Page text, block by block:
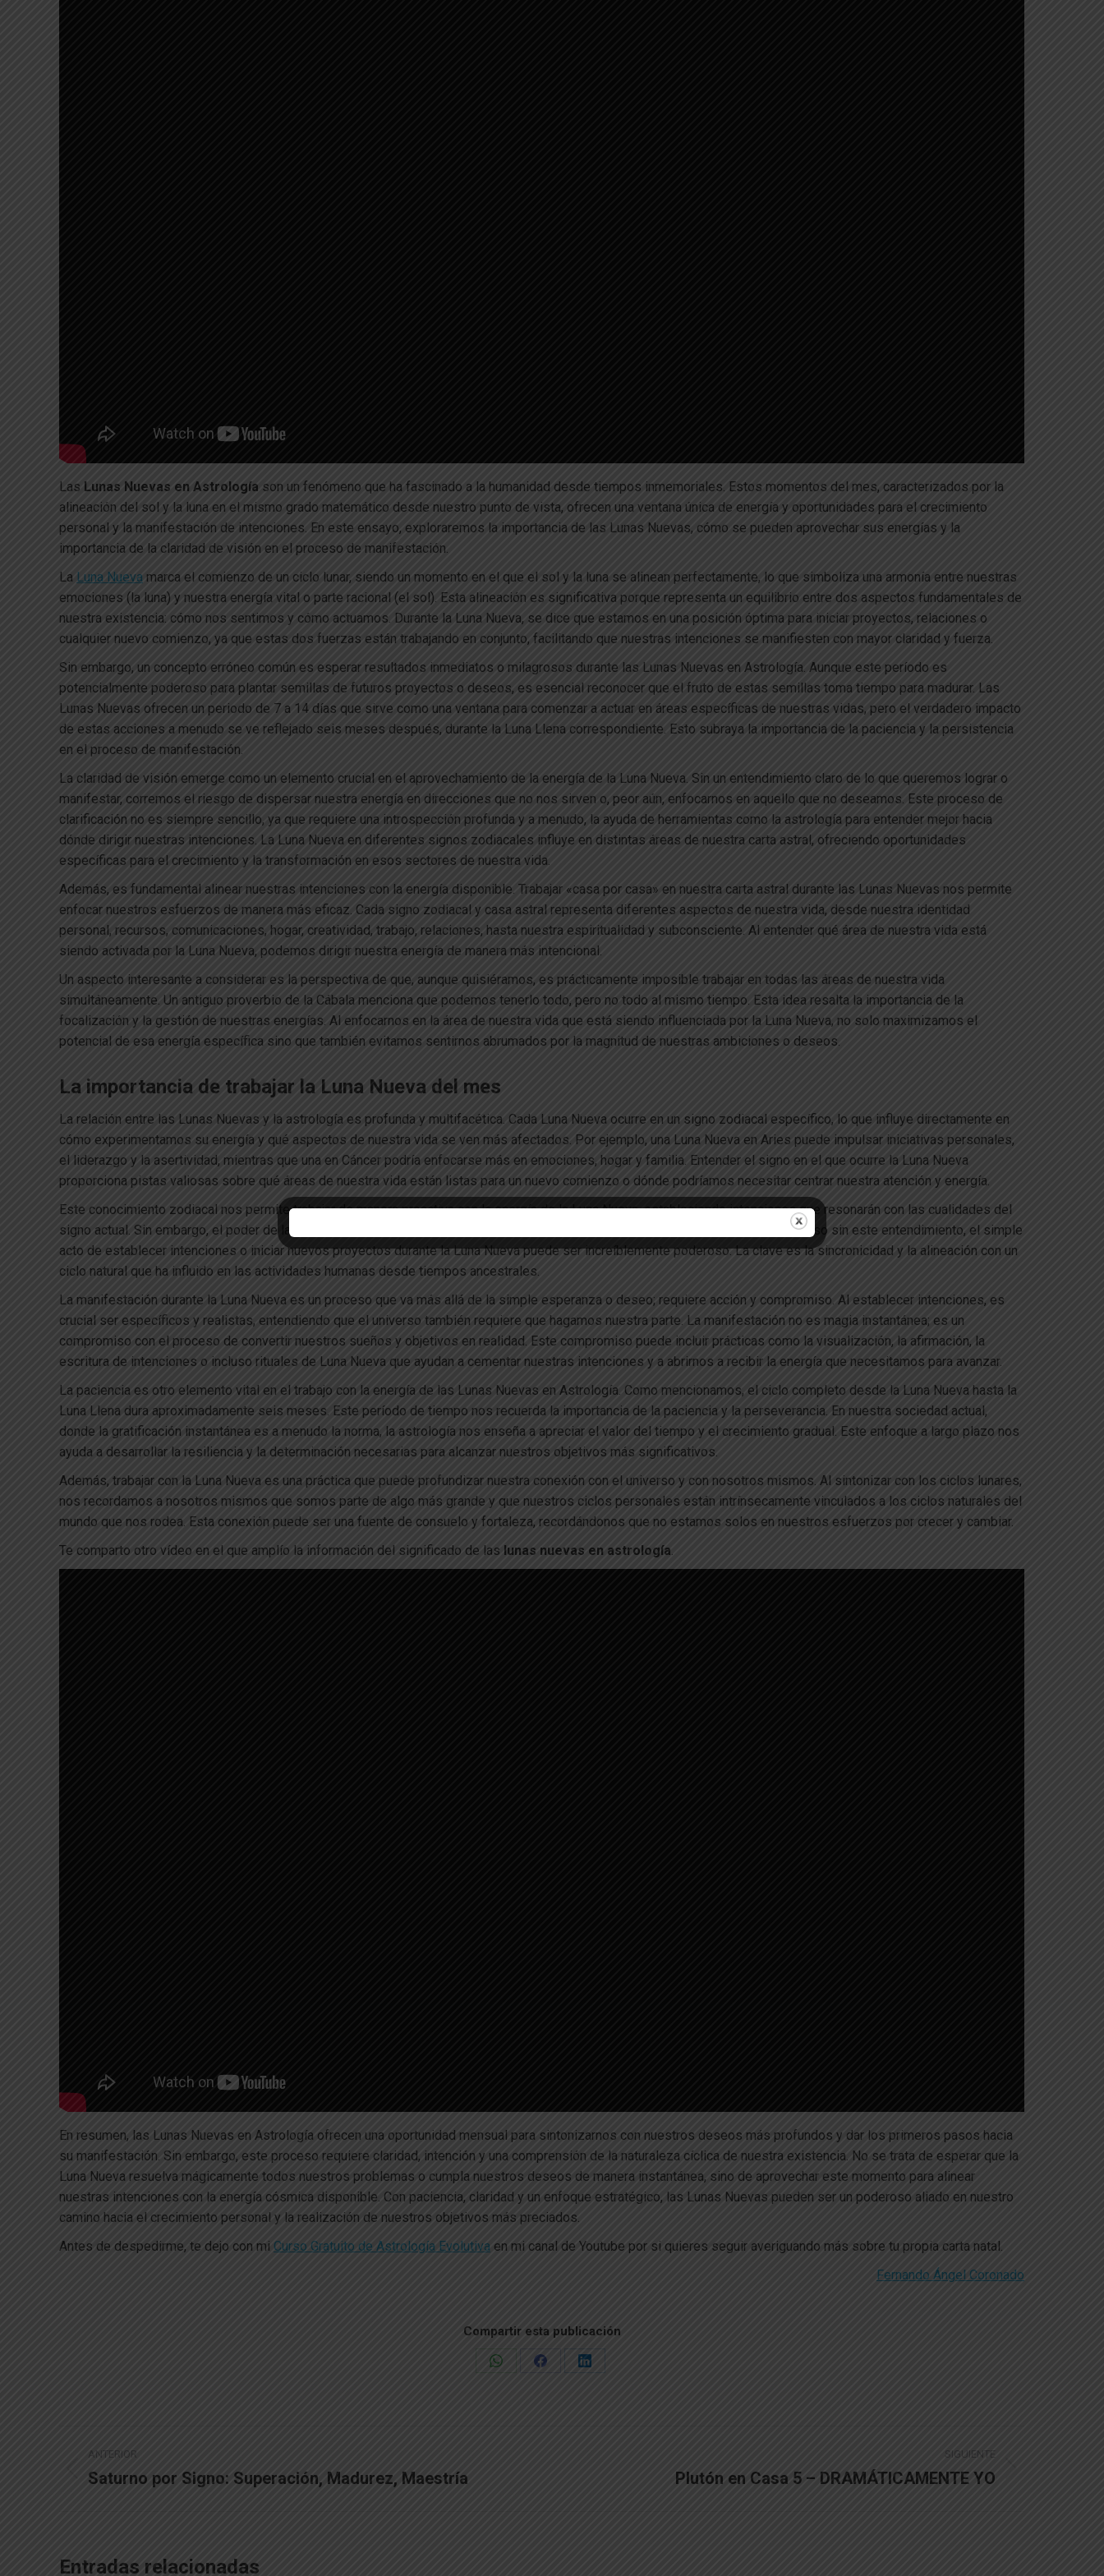
Las Lunas Nuevas en Astrología son un fenómeno que ha fascinado a la humanidad desde tiempos inmemoriales. Estos momentos del mes, caracterizados por la
alineación del sol y la luna en el mismo grado matemático desde nuestro punto de vista, ofrecen una ventana única de energía y oportunidades para el crecimiento
personal y la manifestación de intenciones. En este ensayo, exploraremos la importancia de las Lunas Nuevas, cómo se pueden aprovechar sus energías y la
importancia de la claridad de visión en el proceso de manifestación.
La Luna Nueva marca el comienzo de un ciclo lunar, siendo un momento en el que el sol y la luna se alinean perfectamente, lo que simboliza una armonía entre nuestras
emociones (la luna) y nuestra energía vital o parte racional (el sol). Esta alineación es significativa porque representa un equilibrio entre dos aspectos fundamentales de
nuestra existencia: cómo nos sentimos y cómo actuamos. Durante la Luna Nueva, se dice que estamos en una posición óptima para iniciar proyectos, relaciones o
cualquier nuevo comienzo, ya que estas dos fuerzas están trabajando en conjunto, facilitando que nuestras intenciones se manifiesten con mayor claridad y fuerza.
Sin embargo, un concepto erróneo común es esperar resultados inmediatos o milagrosos durante las Lunas Nuevas en Astrología. Aunque este período es
potencialmente poderoso para plantar semillas de futuros proyectos o deseos, es esencial reconocer que el fruto de estas semillas toma tiempo para madurar. Las
Lunas Nuevas ofrecen un periodo de 7 a 14 días que sirve como una ventana para comenzar a actuar en áreas específicas de nuestras vidas, pero el verdadero impacto
de estas acciones a menudo se ve reflejado seis meses después, durante la Luna Llena correspondiente. Esto subraya la importancia de la paciencia y la persistencia
en el proceso de manifestación.
La claridad de visión emerge como un elemento crucial en el aprovechamiento de la energía de la Luna Nueva. Sin un entendimiento claro de lo que queremos lograr o
manifestar, corremos el riesgo de dispersar nuestra energía en direcciones que no nos sirven o, peor aún, enfocarnos en aquello que no deseamos. Este proceso de
clarificación no es siempre sencillo, ya que requiere una introspección profunda y a menudo, la ayuda de herramientas como la astrología para entender mejor hacia
dónde dirigir nuestras intenciones. La Luna Nueva en diferentes signos zodiacales influye en distintas áreas de nuestra carta astral, ofreciendo oportunidades
específicas para el crecimiento y la transformación en esos sectores de nuestra vida.
Además, es fundamental alinear nuestras intenciones con la energía disponible. Trabajar «casa por casa» en nuestra carta astral durante las Lunas Nuevas nos permite
enfocar nuestros esfuerzos de manera más eficaz. Cada signo zodiacal y casa astral representa diferentes aspectos de nuestra vida, desde nuestra identidad
personal, recursos, comunicaciones, hogar, creatividad, trabajo, relaciones, hasta nuestra espiritualidad y subconsciente. Al entender qué área de nuestra vida está
siendo activada por la Luna Nueva, podemos dirigir nuestra energía de manera más intencional.
Un aspecto interesante a considerar es la perspectiva de que, aunque quisiéramos, es prácticamente imposible trabajar en todas las áreas de nuestra vida
simultáneamente. Un antiguo proverbio de la Cábala menciona que podemos tenerlo todo, pero no todo al mismo tiempo. Esta idea resalta la importancia de la
focalización y la gestión de nuestras energías. Al enfocarnos en la área de nuestra vida que está siendo influenciada por la Luna Nueva, no solo maximizamos el
potencial de esa energía específica sino que también evitamos sentirnos abrumados por la magnitud de nuestras ambiciones o deseos.
La importancia de trabajar la Luna Nueva del mes
La relación entre las Lunas Nuevas y la astrología es profunda y multifacética. Cada Luna Nueva ocurre en un signo zodiacal específico, lo que influye directamente en
cómo experimentamos su energía y qué aspectos de nuestra vida se ven más afectados. Por ejemplo, una Luna Nueva en Aries puede impulsar iniciativas personales,
el liderazgo y la asertividad, mientras que una en Cáncer podría enfocarse más en emociones, hogar y familia. Entender el signo en el que ocurre la Luna Nueva
proporciona pistas valiosas sobre qué áreas de nuestra vida están listas para un nuevo comienzo o dónde podríamos necesitar centrar nuestra atención y energía.
Este conocimiento zodiacal nos permite trabajar de manera proactiva con la energía de la Luna Nueva, estableciendo intenciones que resonarán con las cualidades del
signo actual. Sin embargo, el poder de la Luna Nueva no se limita solo a quienes tienen un conocimiento astrológico avanzado. Incluso sin este entendimiento, el simple
acto de establecer intenciones o iniciar nuevos proyectos durante la Luna Nueva puede ser increíblemente poderoso. La clave es la sincronicidad y la alineación con un
ciclo natural que ha influido en las actividades humanas desde tiempos ancestrales.
La manifestación durante la Luna Nueva es un proceso que va más allá de la simple esperanza o deseo; requiere acción y compromiso. Al establecer intenciones, es
crucial ser específicos y realistas, entendiendo que el universo también requiere que hagamos nuestra parte. La manifestación no es magia instantánea; es un
compromiso con el proceso de convertir nuestros sueños y objetivos en realidad. Este compromiso puede incluir prácticas como la visualización, la afirmación, la
escritura de intenciones o incluso rituales de Luna Nueva que ayudan a cementar nuestras intenciones y a abrirnos a recibir la energía que necesitamos para avanzar.
La paciencia es otro elemento vital en el trabajo con la energía de las Lunas Nuevas en Astrología. Como mencionamos, el ciclo completo desde la Luna Nueva hasta la
Luna Llena dura aproximadamente seis meses. Este período de tiempo nos recuerda la importancia de la paciencia y la perseverancia. En nuestra sociedad actual,
donde la gratificación instantánea es a menudo la norma, la astrología nos enseña a apreciar el valor del tiempo y el crecimiento gradual. Este enfoque a largo plazo nos
ayuda a desarrollar la resiliencia y la determinación necesarias para alcanzar nuestros objetivos más significativos.
Además, trabajar con la Luna Nueva es una práctica que puede profundizar nuestra conexión con el universo y con nosotros mismos. Al sintonizar con los ciclos lunares,
nos recordamos a nosotros mismos que somos parte de algo más grande y que nuestros ciclos personales están intrínsecamente vinculados a los ciclos naturales del
mundo que nos rodea. Esta conexión puede ser una fuente de consuelo y fortaleza, recordándonos que no estamos solos en nuestros esfuerzos por crecer y cambiar.
Te comparto otro vídeo en el que amplío la información del significado de las lunas nuevas en astrología.
En resumen, las Lunas Nuevas en Astrología ofrecen una oportunidad mensual para sintonizarnos con nuestros deseos más profundos y dar los primeros pasos hacia
su manifestación. Sin embargo, este proceso requiere claridad, intención y una comprensión de la naturaleza cíclica de nuestra existencia. No se trata de esperar que la
Luna Nueva resuelva mágicamente todos nuestros problemas o cumpla nuestros deseos de manera instantánea, sino de aprovechar este momento para alinear
nuestras intenciones con la energía cósmica disponible. Con paciencia, claridad y un enfoque estratégico, las Lunas Nuevas pueden ser un poderoso aliado en nuestro
camino hacia el crecimiento personal y la realización de nuestros objetivos más preciados.
Antes de despedirme, te dejo con mi Curso Gratuito de Astrología Evolutiva en mi canal de Youtube por si quieres seguir averiguando más sobre tu propia carta natal.
Fernando Ángel Coronado
Compartir esta publicación
Share
Share
Share
Navegación
entre
ANTERIOR
Publicación
Saturno por Signo: Superación, Madurez, Maestría
SIGUIENTE
Plutón en Casa 5 – DRAMÁTICAMENTE YO
Entradas relacionadas